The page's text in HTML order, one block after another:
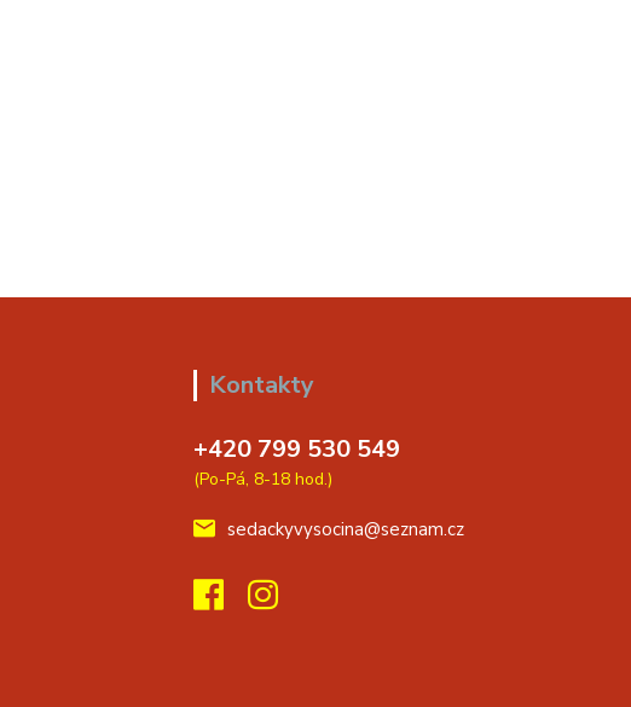
Kontakty
+420 799 530 549
(Po-Pá, 8-18 hod.)
sedackyvysocina@seznam.cz